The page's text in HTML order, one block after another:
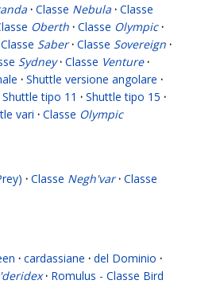
· Classe Nebula · Classe
Oberth · Classe Olympic ·
Classe Saber · Classe Sovereign ·
Sydney · Classe Venture ·
· Shuttle versione angolare ·
Shuttle tipo 11 · Shuttle tipo 15 ·
vari · Classe Olympic
· Classe Negh'var · Classe
· cardassiane · del Dominio ·
· Romulus - Classe Bird